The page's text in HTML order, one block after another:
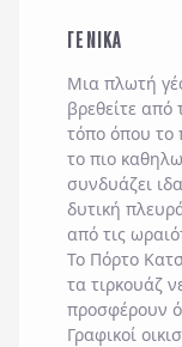
ΓΕΝΙΚΑ
Μια πλωτή
βρεθείτε από
τόπο όπου
το πιο
συνδυάζει
δυτική
από τις
Το Πόρτο
τα τιρκουάζ
προσφέρουν
Γραφικοί